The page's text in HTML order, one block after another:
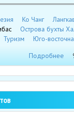
Ко Чанг
Острова бухты
Туризм
Юго-
Подробнее